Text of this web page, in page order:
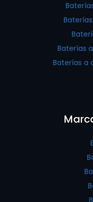
Baterías
Baterías a